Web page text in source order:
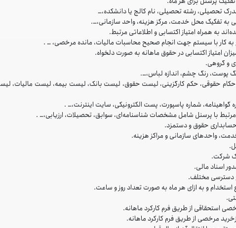
تحصیلی، رشته تحصیلی، نام کالج یا دانشکده،…
به تفکیک محل خدمت، مرکز هزینه، واحد سازمانی،….
به همراه امتیاز اکتسابی و اطلاعاتی مرتبط.
به کار با سیستم جهت انجام صحیح محاسبات مالیات، مانده مرخصی، … .
امتیاز اکتسابی در حقوق ماهانه به صورت دلخواه.
و گروهی.
پوست، رنگ چشم، اندازه لباس،….
حقوقی، حکم کارگزینی، لیست حقوق، لیست بانک، لیست بیمه، لیست مالیات،
شماره پاسپورت، پست الکترونیکی، سایت اینترنت،… .
مرتبط با پرسنل شامل مشخصات شناسنامه‌ای، سوابق، تحصیلات، ارزیابی،… .
حسابداری حقوق و دستمزد.
واحدهای سازمانی و مراکز هزینه.
شرکت.
اسناد مالی.
دسترسی مختلف.
و به ازای هر ماه به صورت تعداد روز و ساعت.
استحقاقی از طریق فرم کارکرد ماهانه.
مرخصی از طریق فرم کارکرد ماهانه.